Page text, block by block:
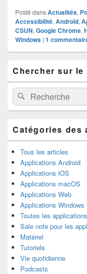
Posté dansActualités,
Accessibilité, Androïd,
CSUN, Google Chrome,
Windows | 1
principale
de
widget
pour
la
latérale
Chercher sur le
Recherche :Rechercher
Catégories des
Tous les articles
Applications Android
Applications iOS
Applications macOS
Applications Web
Applications Windows
Toutes les applications
Sale note pour les
Matériel
Tutoriels
Vie quotidienne
Podcasts